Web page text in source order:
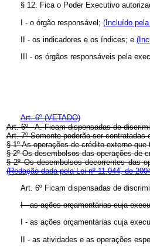
§ 12. Fica o Poder Executivo
I - o órgão responsável; (Incluído pela
II - os indicadores e os índices; e
III - os órgãos responsáveis pela
Art. 6º (VETADO)
Art. 6º-A. Ficam dispensadas de
Art. 7º Somente poderão ser
§ 1º As operações de crédito externo
§ 2º Os desembolsos das operações de
§ 2º Os desembolsos decorrentes das
(Redação dada pela Lei nº 11.044, de
Art. 6º Ficam dispensadas de
I - as ações orçamentárias cuja
I - as ações orçamentárias cuja
II - as atividades e as operações